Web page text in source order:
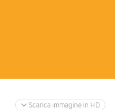
Scarica immagine in HD